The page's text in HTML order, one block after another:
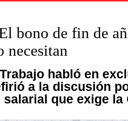
bono de fin de
necesitan
habló en
a la discusión
que exige la